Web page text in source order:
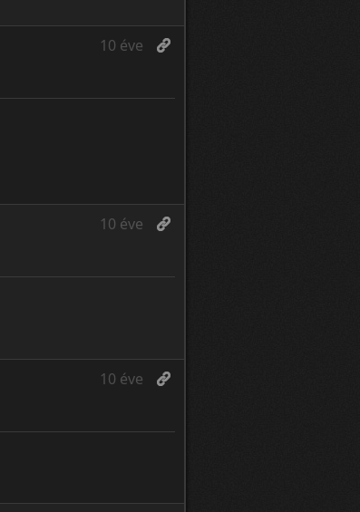
10 éve
10 éve
10 éve